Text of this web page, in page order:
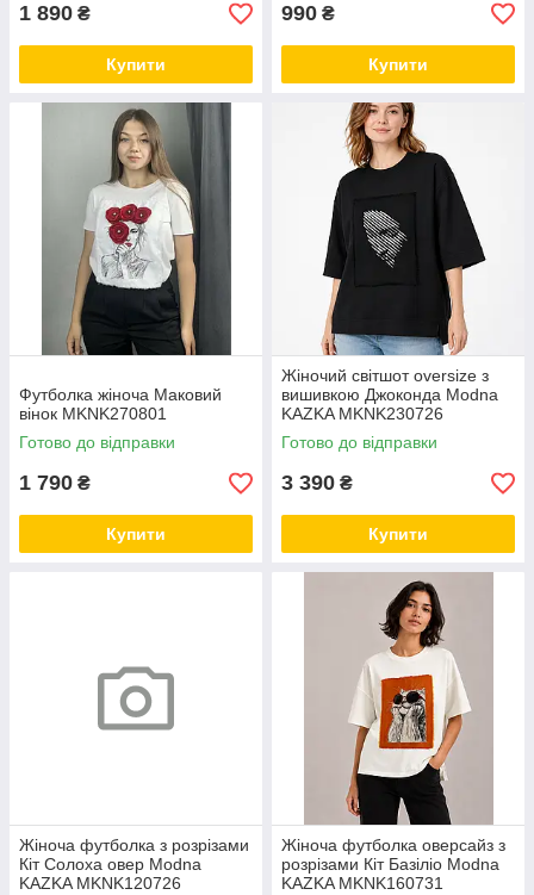
1 890 ₴
Купити
990 ₴
Купити
Футболка жіноча Маковий
вінок MKNK270801
Готово до відправки
1 790 ₴
Купити
Жіночий світшот oversize з
вишивкою Джоконда Modna
KAZKA MKNK230726
Готово до відправки
3 390 ₴
Купити
Жіноча футболка з розрізами
Кіт Солоха овер Modna
KAZKA MKNK120726
Жіноча футболка оверсайз з
розрізами Кіт Базіліо Modna
KAZKA MKNK160731